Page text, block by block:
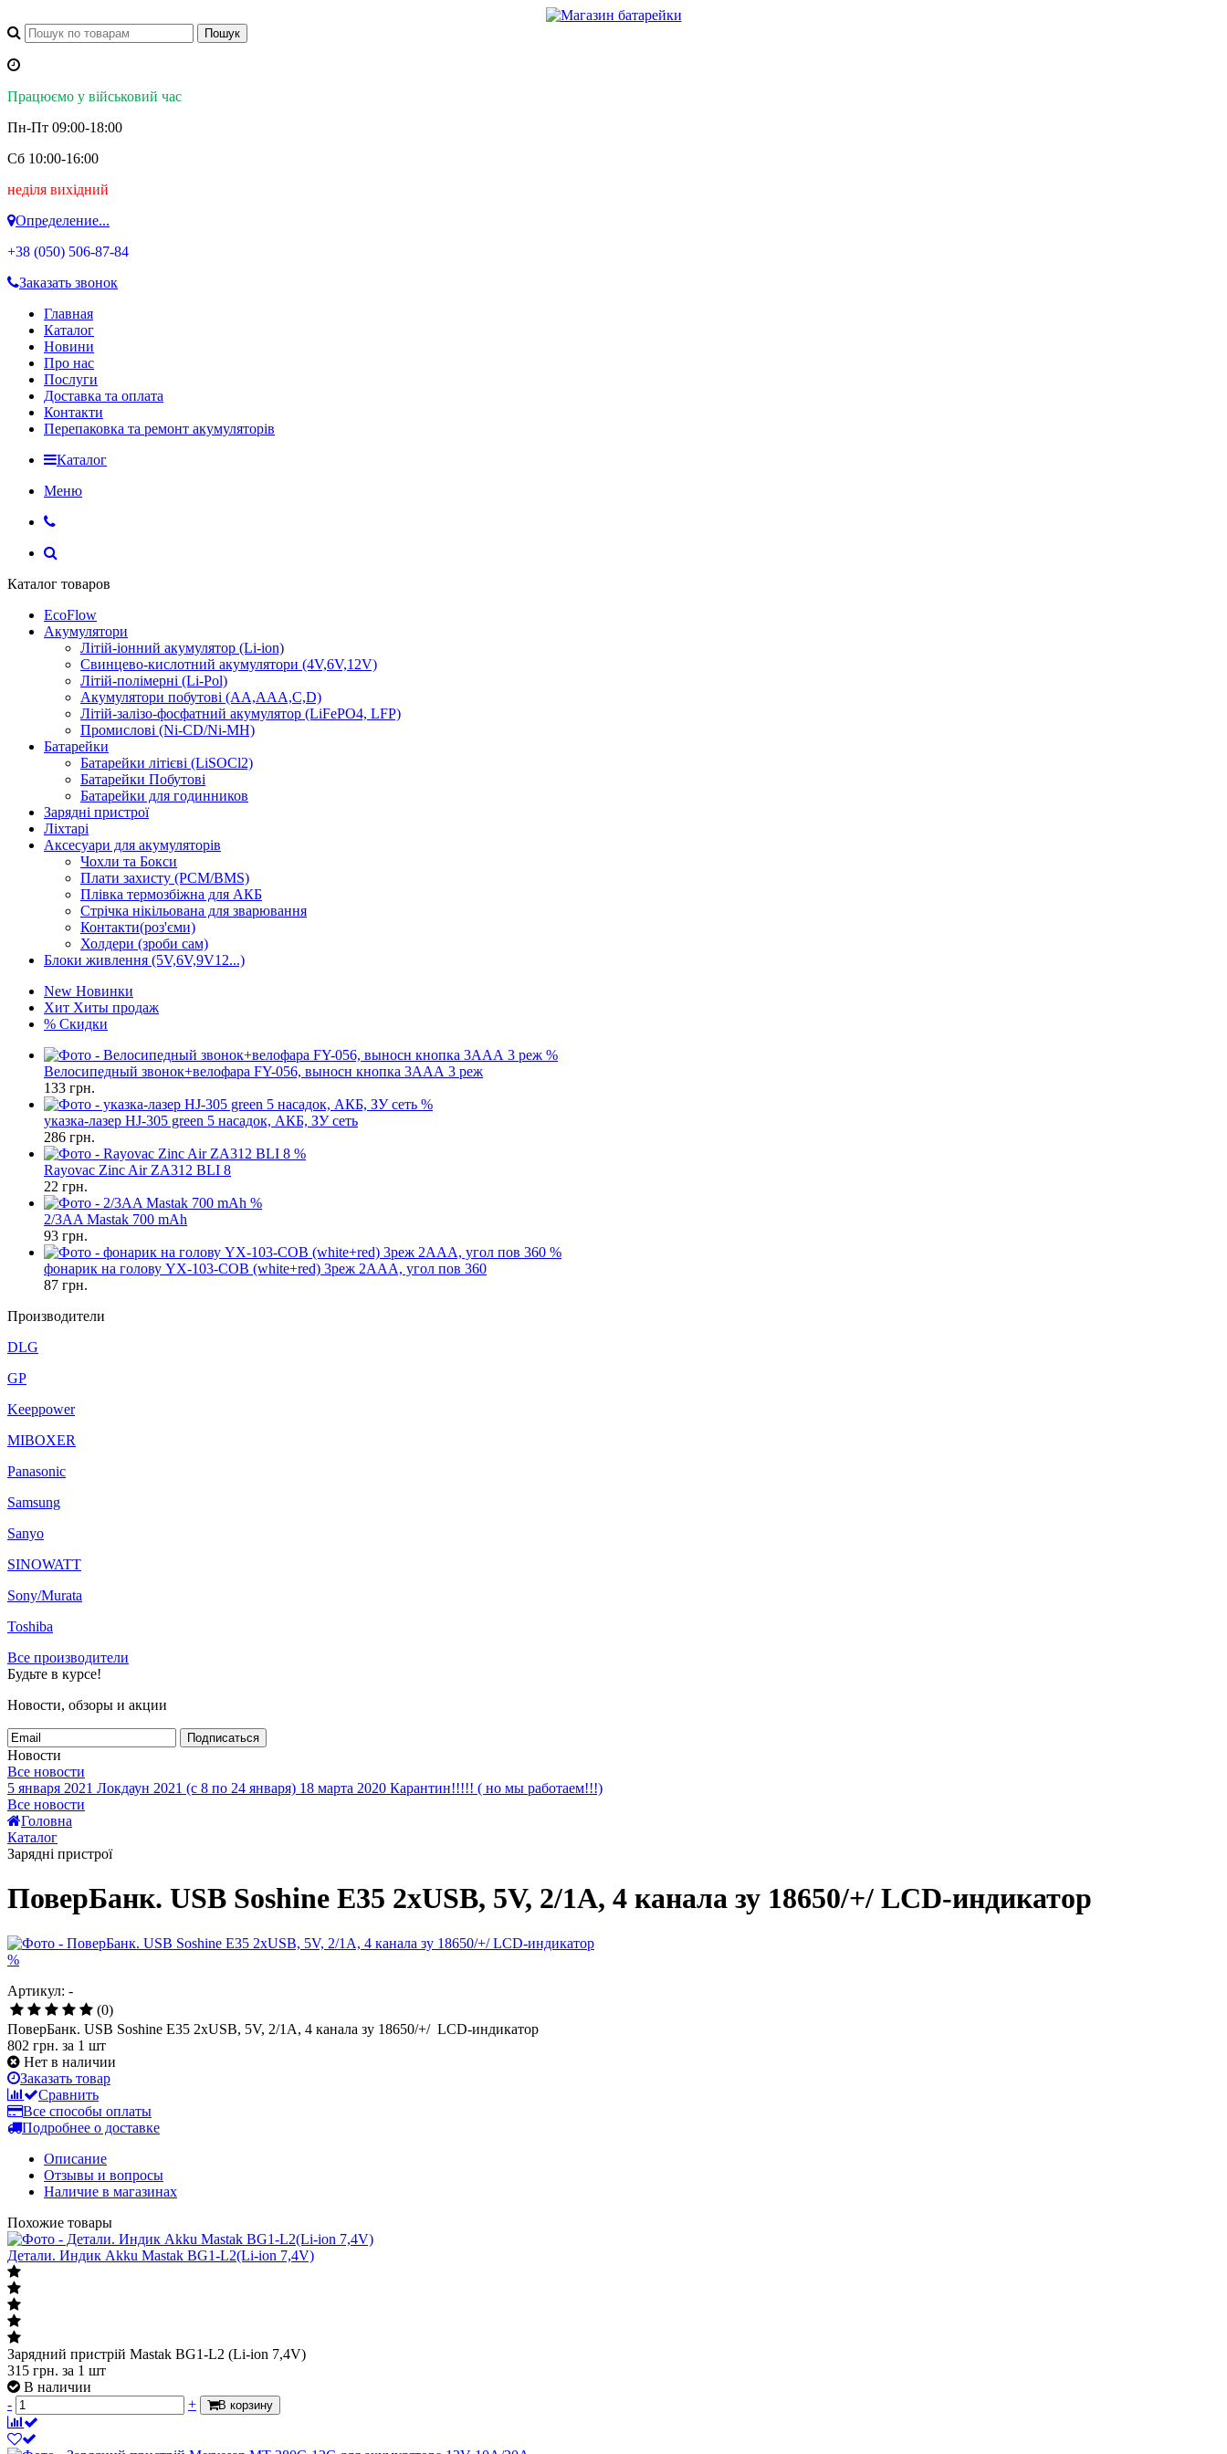
Працюємо у військовий час
Пн-Пт 09:00-18:00
Сб 10:00-16:00
неділя вихідний
Определение...
+38 (050) 506-87-84
Заказать звонок
Главная
Каталог
Новини
Про нас
Послуги
Доставка та оплата
Контакти
Перепаковка та ремонт акумуляторів
Каталог
Меню
Каталог товаров
EcoFlow
Акумулятори
Літій-іонний акумулятор (Li-ion)
Свинцево-кислотний акумулятори (4V,6V,12V)
Літій-полімерні (Li-Pol)
Акумулятори побутові (AA,AAA,C,D)
Літій-залізо-фосфатний акумулятор (LiFePO4, LFP)
Промислові (Ni-CD/Ni-MH)
Батарейки
Батарейки літієві (LiSOCl2)
Батарейки Побутові
Батарейки для годинников
Зарядні пристрої
Ліхтарі
Аксесуари для акумуляторів
Чохли та Бокси
Плати захисту (PCM/BMS)
Плівка термозбіжна для АКБ
Стрічка нікільована для зварювання
Контакти(роз'єми)
Холдери (зроби сам)
Блоки живлення (5V,6V,9V12...)
New Новинки
Хит Хиты продаж
% Скидки
%
Велосипедный звонок+велофара FY-056, выносн кнопка 3ААА 3 реж
133 грн.
%
указка-лазер HJ-305 green 5 насадок, АКБ, ЗУ сеть
286 грн.
%
Rayovac Zinc Air ZA312 BLI 8
22 грн.
%
2/3AA Mastak 700 mAh
93 грн.
%
фонарик на голову YX-103-COB (white+red) 3реж 2AAA, угол пов 360
87 грн.
Производители
DLG
GP
Keeppower
MIBOXER
Panasonic
Samsung
Sanyo
SINOWATT
Sony/Murata
Toshiba
Все производители
Будьте в курсе!
Новости, обзоры и акции
Подписаться
Новости
Все новости
5 января 2021 Локдаун 2021 (с 8 по 24 января) 18 марта 2020 Карантин!!!!! ( но мы работаем!!!)
Все новости
Головна
Каталог
Зарядні пристрої
ПоверБанк. USB Soshine E35 2xUSB, 5V, 2/1A, 4 канала зу 18650/+/ LCD-индикатор
%
Артикул: -
(0)
ПоверБанк. USB Soshine E35 2xUSB, 5V, 2/1A, 4 канала зу 18650/+/ LCD-индикатор
802 грн. за 1 шт
Нет в наличии
Заказать товар
Сравнить
Все способы оплаты
Подробнее о доставке
Описание
Отзывы и вопросы
Наличие в магазинах
Похожие товары
Детали. Индик Akku Mastak BG1-L2(Li-ion 7,4V)
Зарядний пристрій Mastak BG1-L2 (Li-ion 7,4V)
315 грн. за 1 шт
В наличии
-
+ В корзину